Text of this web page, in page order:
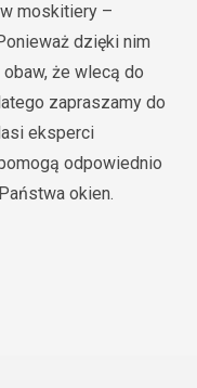
moskitiery –
dzięki nim
że wlecą do
zapraszamy do
eksperci
odpowiednio
okien.